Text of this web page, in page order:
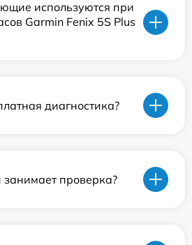
используются при
Garmin Fenix 5S Plus
диагностика?
проверка?